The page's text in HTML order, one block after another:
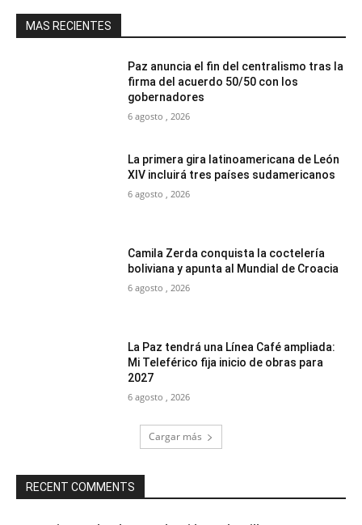
MAS RECIENTES
Paz anuncia el fin del centralismo tras la
firma del acuerdo 50/50 con los
gobernadores
6 agosto , 2026
La primera gira latinoamericana de León
XIV incluirá tres países sudamericanos
6 agosto , 2026
Camila Zerda conquista la coctelería
boliviana y apunta al Mundial de Croacia
6 agosto , 2026
La Paz tendrá una Línea Café ampliada:
Mi Teleférico fija inicio de obras para
2027
6 agosto , 2026
Cargar más
RECENT COMMENTS